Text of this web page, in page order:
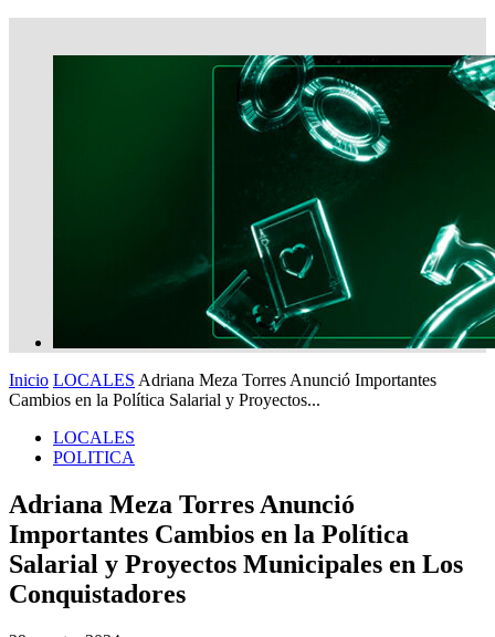
Inicio LOCALES Adriana Meza Torres Anunció Importantes
Cambios en la Política Salarial y Proyectos...
LOCALES
POLITICA
Adriana Meza Torres Anunció
Importantes Cambios en la Política
Salarial y Proyectos Municipales en Los
Conquistadores